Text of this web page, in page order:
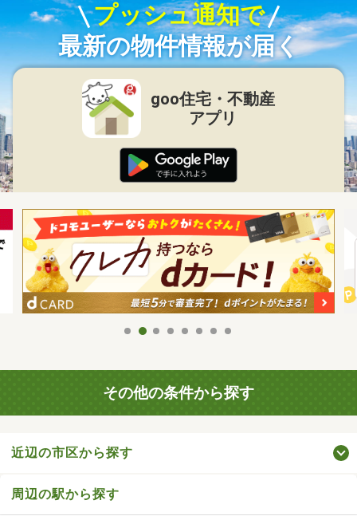
プッシュ通知で
最新の物件情報が届く
goo住宅・不動産
アプリ
その他の条件から探す
近辺の市区から探す
周辺の駅から探す